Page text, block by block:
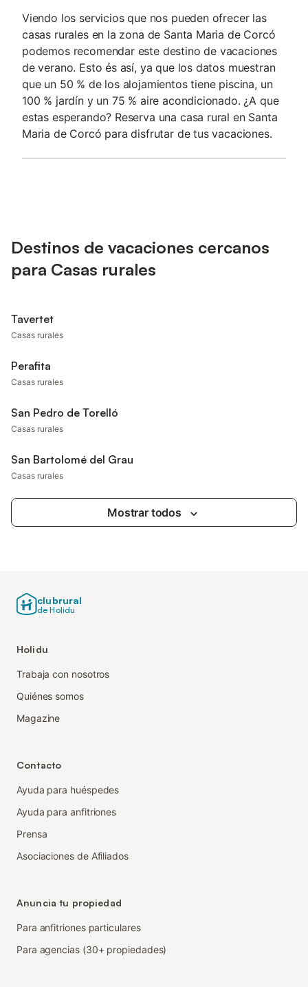
Viendo los servicios que nos pueden ofrecer las
casas rurales en la zona de Santa Maria de Corcó
podemos recomendar este destino de vacaciones
de verano. Esto és así, ya que los datos muestran
que un 50 % de los alojamientos tiene piscina, un
100 % jardín y un 75 % aire acondicionado. ¿A que
estas esperando? Reserva una casa rural en Santa
Maria de Corcó para disfrutar de tus vacaciones.
Destinos de vacaciones cercanos
para Casas rurales
Tavertet
Casas rurales
Perafita
Casas rurales
San Pedro de Torelló
Casas rurales
San Bartolomé del Grau
Casas rurales
Mostrar todos
clubrural
de Holidu
Holidu
Trabaja con nosotros
Quiénes somos
Magazine
Contacto
Ayuda para huéspedes
Ayuda para anfitriones
Prensa
Asociaciones de Afiliados
Anuncia tu propiedad
Para anfitriones particulares
Para agencias (30+ propiedades)